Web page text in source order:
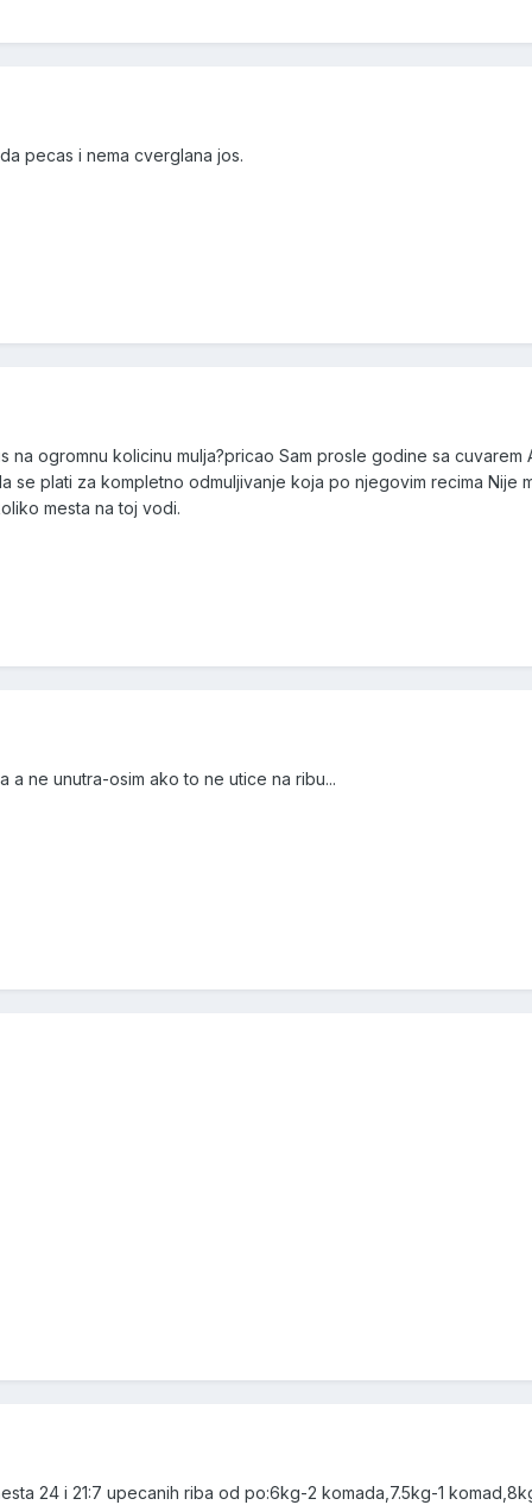
pecas i nema cverglana jos.
na ogromnu kolicinu mulja?pricao Sam prosle godine sa cuvarem
se plati za kompletno odmuljivanje koja po njegovim recima Nije
mesta na toj vodi.
a ne unutra-osim ako to ne utice na ribu...
24 i 21:7 upecanih riba od po:6kg-2 komada,7.5kg-1